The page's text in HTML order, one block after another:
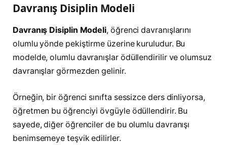
Davranış Disiplin Modeli
Davranış Disiplin Modeli, öğrenci davranışlarını
olumlu yönde pekiştirme üzerine kuruludur. Bu
modelde, olumlu davranışlar ödüllendirilir ve olumsuz
davranışlar görmezden gelinir.
Örneğin, bir öğrenci sınıfta sessizce ders dinliyorsa,
öğretmen bu öğrenciyi övgüyle ödüllendirir. Bu
sayede, diğer öğrenciler de bu olumlu davranışı
benimsemeye teşvik edilirler.